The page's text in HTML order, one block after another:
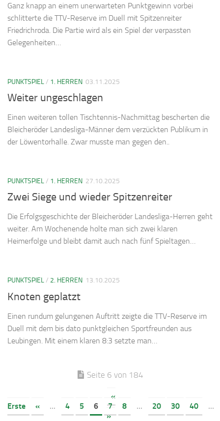
Ganz knapp an einem unerwarteten Punktgewinn vorbei
schlitterte die TTV-Reserve im Duell mit Spitzenreiter
Friedrichroda. Die Partie wird als ein Spiel der verpassten
Gelegenheiten…
PUNKTSPIEL/ 1. HERREN 03.11.2025
Weiter ungeschlagen
Einen weiteren tollen Tischtennis-Nachmittag bescherten die
Bleicheröder Landesliga-Männer dem verzückten Publikum in
der Löwentorhalle. Zwar musste man gegen den..
PUNKTSPIEL/ 1. HERREN 27.10.2025
Zwei Siege und wieder Spitzenreiter
Die Erfolgsgeschichte der Bleicheröder Landesliga-Herren geht
weiter. Am Wochenende holte man sich zwei klaren
Heimerfolge und bleibt damit auch nach fünf Spieltagen…
PUNKTSPIEL/ 2. HERREN 13.10.2025
Knoten geplatzt
Einen rundum gelungenen Auftritt zeigte die TTV-Reserve im
Duell mit dem bis dato punktgleichen Sportfreunden aus
Leubingen. Mit einem klaren 8:3 setzte man…
Seite 6 von 184
«
Erste
« ... 4 5 6 7 8 ... 20 30 40
...
»